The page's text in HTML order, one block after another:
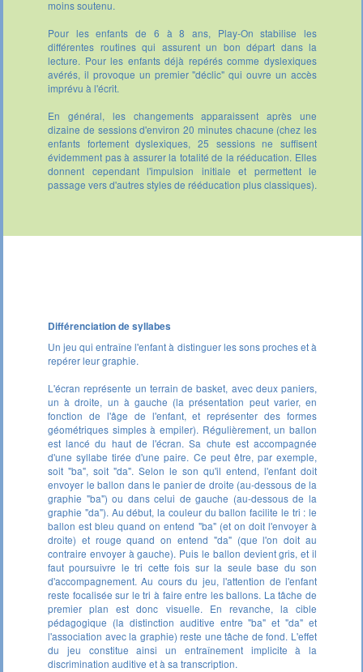
moins soutenu.
Pour les enfants de 6 à 8 ans, Play-On stabilise les
différentes routines qui assurent un bon départ dans la
lecture. Pour les enfants déjà repérés comme dyslexiques
avérés, il provoque un premier "déclic" qui ouvre un accès
imprévu à l'écrit.
En général, les changements apparaissent après une
dizaine de sessions d'environ 20 minutes chacune (chez les
enfants fortement dyslexiques, 25 sessions ne suffisent
évidemment pas à assurer la totalité de la rééducation. Elles
donnent cependant l'impulsion initiale et permettent le
passage vers d'autres styles de rééducation plus classiques).
Différenciation de syllabes
Un jeu qui entraîne l'enfant à distinguer les sons proches et à
repérer leur graphie.
L'écran représente un terrain de basket, avec deux paniers,
un à droite, un à gauche (la présentation peut varier, en
fonction de l'âge de l'enfant, et représenter des formes
géométriques simples à empiler). Régulièrement, un ballon
est lancé du haut de l'écran. Sa chute est accompagnée
d'une syllabe tirée d'une paire. Ce peut être, par exemple,
soit "ba", soit "da". Selon le son qu'il entend, l'enfant doit
envoyer le ballon dans le panier de droite (au-dessous de la
graphie "ba") ou dans celui de gauche (au-dessous de la
graphie "da"). Au début, la couleur du ballon facilite le tri : le
ballon est bleu quand on entend "ba" (et on doit l'envoyer à
droite) et rouge quand on entend "da" (que l'on doit au
contraire envoyer à gauche). Puis le ballon devient gris, et il
faut poursuivre le tri cette fois sur la seule base du son
d'accompagnement. Au cours du jeu, l'attention de l'enfant
reste focalisée sur le tri à faire entre les ballons. La tâche de
premier plan est donc visuelle. En revanche, la cible
pédagogique (la distinction auditive entre "ba" et "da" et
l'association avec la graphie) reste une tâche de fond. L'effet
du jeu constitue ainsi un entraînement implicite à la
discrimination auditive et à sa transcription.